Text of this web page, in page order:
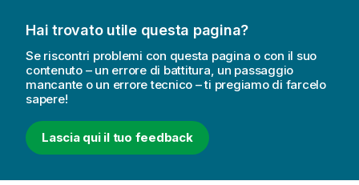
Hai trovato utile questa pagina?
Se riscontri problemi con questa pagina o con il suo
contenuto – un errore di battitura, un passaggio
mancante o un errore tecnico – ti pregiamo di farcelo
sapere!
Lascia qui il tuo feedback